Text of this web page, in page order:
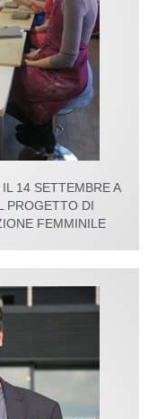
14 SETTEMBRE A
PROGETTO DI
FEMMINILE